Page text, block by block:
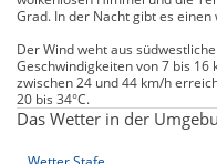
Grad. In der Nacht gibt es
Der Wind weht aus
Geschwindigkeiten von 7 bis
zwischen 24 und 44 km/h
20 bis 34°C.
Das Wetter in der